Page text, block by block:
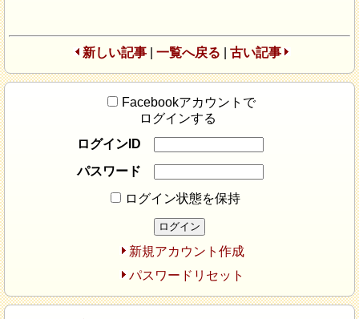
新しい記事| 一覧へ戻る 古い記事
Facebookアカウントで
ログインする
ログインID
パスワード
ログイン状態を保持
新規アカウント作成
パスワードリセット